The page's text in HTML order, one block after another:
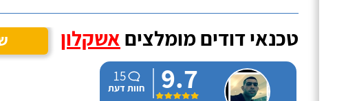
טכנאי דודים מומלצים אשקלון
9.7
15
חוות דעת